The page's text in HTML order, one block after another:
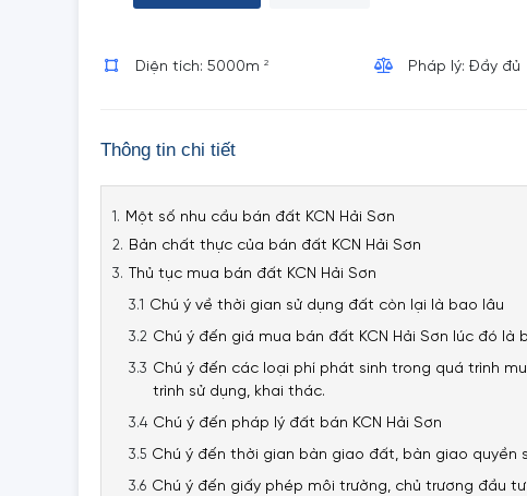
Diện tích: 5000m 2 Pháp lý: Đầy đủ
Thông tin chi tiết
Một số nhu cầu bán đất KCN Hải Sơn
Bản chất thực của bán đất KCN Hải Sơn
Thủ tục mua bán đất KCN Hải Sơn
Chú ý về thời gian sử dụng đất còn lại là bao lâu
Chú ý đến giá mua bán đất KCN Hải Sơn lúc đó là
Chú ý đến các loại phí phát sinh trong quá trình
trình sử dụng, khai thác.
Chú ý đến pháp lý đất bán KCN Hải Sơn
Chú ý đến thời gian bàn giao đất, bàn giao quyền
Chú ý đến giấy phép môi trường, chủ trương đầu tư